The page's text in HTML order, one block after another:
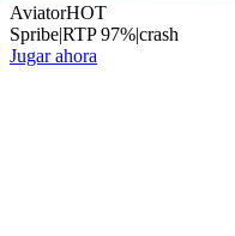
AviatorHOT
Spribe|RTP97%|crash
Jugar ahora